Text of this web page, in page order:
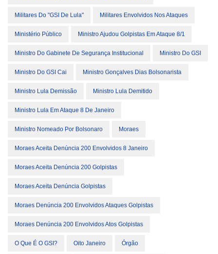
Militares Do "GSI De Lula" Militares Envolvidos Nos Ataques
Ministério Público Ministro Ajudou Golpistas Em Ataque 8/1
Ministro Do Gabinete De Segurança Institucional Ministro Do GSI
Ministro Do GSI Cai Ministro Gonçalves Dias Bolsonarista
Ministro Lula Demissão Ministro Lula Demitido
Ministro Lula Em Ataque 8 De Janeiro
Ministro Nomeado Por Bolsonaro Moraes
Moraes Aceita Denúncia 200 Envolvidos 8 Janeiro
Moraes Aceita Denúncia 200 Golpistas
Moraes Aceita Denúncia Golpistas
Moraes Denúncia 200 Envolvidos Ataques Golpistas
Moraes Denúncia 200 Envolvidos Atos Golpistas
O Que É O GSI? Oito Janeiro Órgão